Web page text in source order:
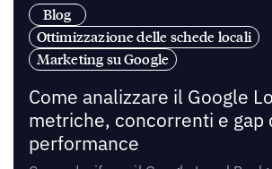
Blog
Ottimizzazione delle schede locali
Marketing su Google
Come analizzare il Google
metriche, concorrenti e gap
performance